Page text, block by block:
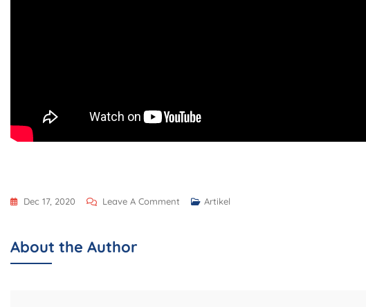
Dec 17, 2020 Leave A Comment Artikel
About the Author